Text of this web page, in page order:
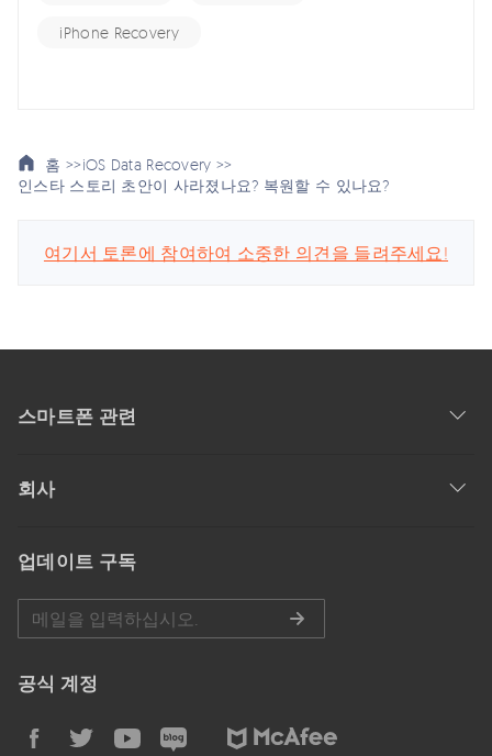
iPhone Recovery
홈 >>iOS Data Recovery >>
인스타 스토리 초안이 사라졌나요? 복원할 수 있나요?
여기서 토론에 참여하여 소중한 의견을 들려주세요!
스마트폰 관련
회사
업데이트 구독
공식 계정